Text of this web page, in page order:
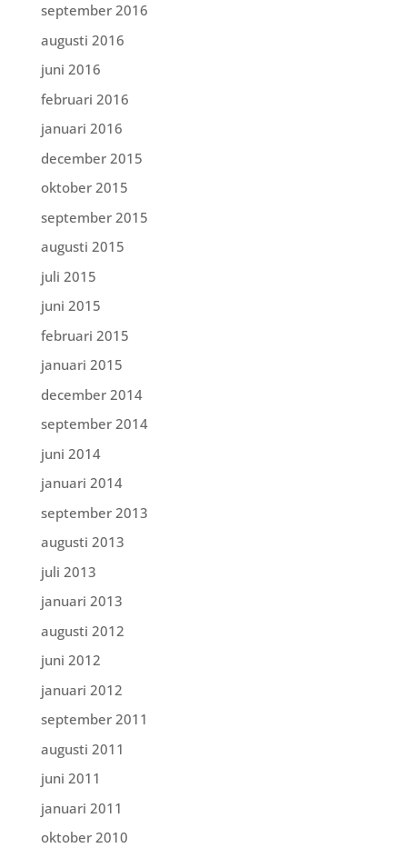
september 2016
augusti 2016
juni 2016
februari 2016
januari 2016
december 2015
oktober 2015
september 2015
augusti 2015
juli 2015
juni 2015
februari 2015
januari 2015
december 2014
september 2014
juni 2014
januari 2014
september 2013
augusti 2013
juli 2013
januari 2013
augusti 2012
juni 2012
januari 2012
september 2011
augusti 2011
juni 2011
januari 2011
oktober 2010